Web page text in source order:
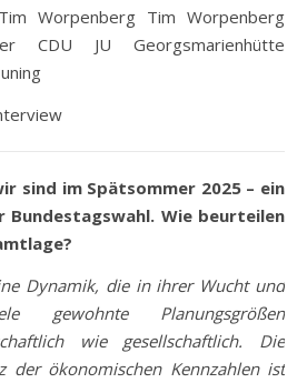
sind im Spätsommer 2025 – ein
Bundestagswahl. Wie beurteilen
Dynamik, die in ihrer Wucht und
gewohnte Planungsgrößen
wie gesellschaftlich. Die
der ökonomischen Kennzahlen ist